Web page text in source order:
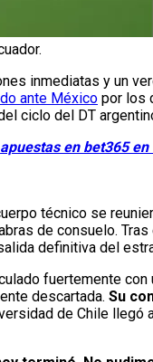
inmediatas y un
ante México por los
ciclo del DT
apuestas en bet365 en
técnico se
de consuelo.
definitiva del
fuertemente
descartada. Su
de Chile llegó